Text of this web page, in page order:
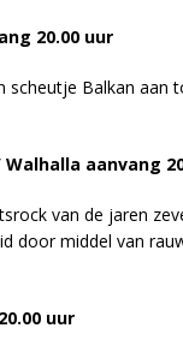
20.00 uur
scheutje Balkan aan
aanvang
van de jaren
door middel van
uur